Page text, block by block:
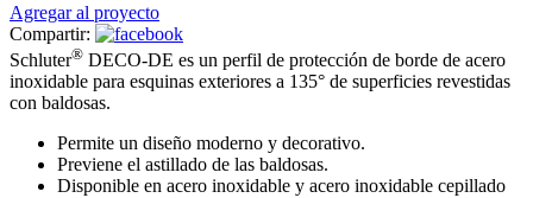
Agregar al proyecto
Compartir:
Schluter® DECO-DE es un perfil de protección de borde de acero
inoxidable para esquinas exteriores a 135° de superficies revestidas
con baldosas.
Permite un diseño moderno y decorativo.
Previene el astillado de las baldosas.
Disponible en acero inoxidable y acero inoxidable cepillado